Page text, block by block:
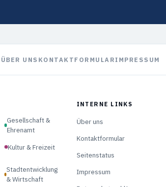
ÜBER UNS KONTAKTFORMULARIMPRESSUM
Gesellschaft &
Ehrenamt
Kultur & Freizeit
Stadtentwicklung
& Wirtschaft
INTERNE LINKS
Über uns
Kontaktformular
Seitenstatus
Impressum